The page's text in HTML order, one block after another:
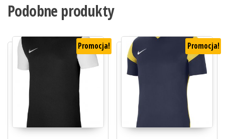
Podobne produkty
Promocja! Promocja!